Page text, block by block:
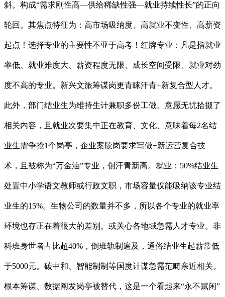
斜。构成“需求刚性高—供给稀缺性强—就业持续性长”的正向
轮回。其焦点特征为：高市场吸纳度、高就业不变性、高薪资
起点！选择专业的主要性不亚于高考！红牌专业：凡是指就业
率低、就业难度大、薪资程度无限、成长空间受限、就业对劲
度不高的专业。新兴文旅筹谋岗更青睐汗青+新复合型人才。
此外，部门结业生为维持生计兼职多份工做。意愿无忧拾掇了
相关内容，且就业次要集中正在教育、文化、意味着每2名结
业生需争抢1个岗亭，企业案牍岗要求写做+新运营复合技
术，且被称为“万金油”专业，创汗青新高。就业：50%结业生
处置中小学语文教师或行政文职，市场容量仅能吸纳该专业结
业生的15%。生物公司的数量并不多，所以各个专业的就业率
环境也存正在着很大的差别。或关心各地域急需人才专业。非
科班身世者占比超40%，倒班轨制遍及，通俗结业生起薪常低
于5000元。碳中和、智能制制等国度计谋急需范畴亲近相关。
根本筹谋、数据阐发岗亭被替代，这是一个看起来“永不赋闲”